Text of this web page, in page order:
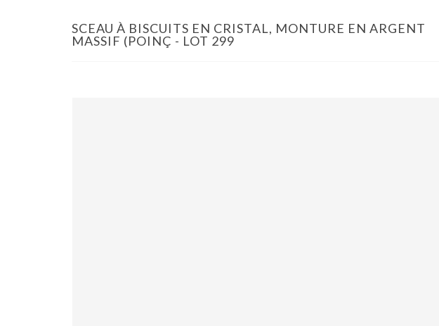
SCEAU À BISCUITS EN CRISTAL, MONTURE EN ARGENT
MASSIF (POINÇ - LOT 299